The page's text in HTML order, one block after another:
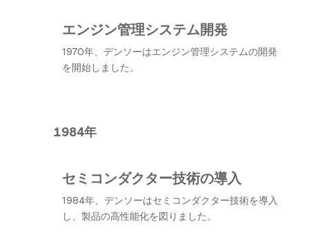
エンジン管理システム開発
1970年、デンソーはエンジン管理システムの開発
を開始しました。
1984年
セミコンダクター技術の導入
1984年、デンソーはセミコンダクター技術を導入
し、製品の高性能化を図りました。